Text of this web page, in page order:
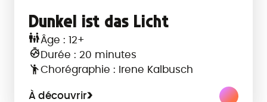
Dunkel ist das Licht
Âge : 12+
Durée : 20 minutes
Chorégraphie : Irene Kalbusch
À découvrir